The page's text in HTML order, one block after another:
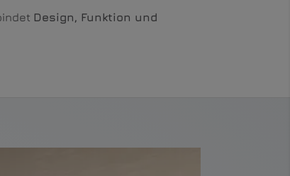
Design, Funktion und